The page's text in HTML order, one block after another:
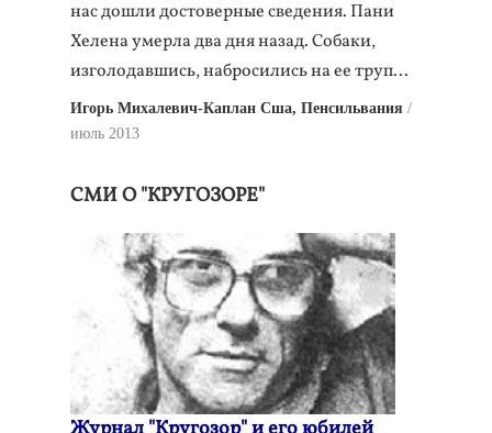
нас дошли достоверные сведения. Пани
Хелена умерла два дня назад. Собаки,
изголодавшись, набросились на ее труп...
Игорь Михалевич-Каплан Сша, Пенсильвания
июль 2013
СМИ О "КРУГОЗОРЕ"